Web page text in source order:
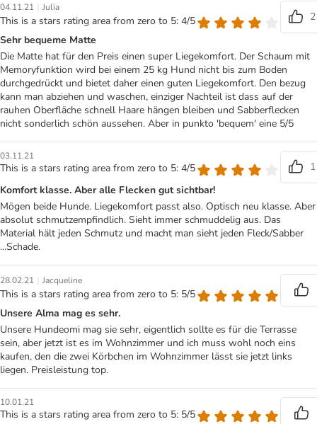
04.11.21 | Julia
This is a stars rating area from zero to 5: 4/5
2
Sehr bequeme Matte
Die Matte hat für den Preis einen super Liegekomfort. Der Schaum mit
Memoryfunktion wird bei einem 25 kg Hund nicht bis zum Boden
durchgedrückt und bietet daher einen guten Liegekomfort. Den bezug
kann man abziehen und waschen, einziger Nachteil ist dass auf der
rauhen Oberfläche schnell Haare hängen bleiben und Sabberflecken
nicht sonderlich schön aussehen. Aber in punkto 'bequem' eine 5/5
03.11.21
This is a stars rating area from zero to 5: 4/5
1
Komfort klasse. Aber alle Flecken gut sichtbar!
Mögen beide Hunde. Liegekomfort passt also. Optisch neu klasse. Aber
absolut schmutzempfindlich. Sieht immer schmuddelig aus. Das
Material hält jeden Schmutz und macht man sieht jeden Fleck/Sabber
...Schade.
28.02.21 | Jacqueline
This is a stars rating area from zero to 5: 5/5
Unsere Alma mag es sehr.
Unsere Hundeomi mag sie sehr, eigentlich sollte es für die Terrasse
sein, aber jetzt ist es im Wohnzimmer und ich muss wohl noch eins
kaufen, den die zwei Körbchen im Wohnzimmer lässt sie jetzt links
liegen. Preisleistung top.
10.01.21
This is a stars rating area from zero to 5: 5/5